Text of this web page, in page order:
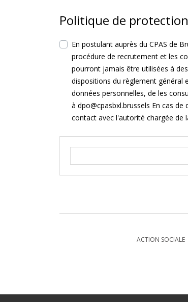
Politique de
En postulant auprès du CPAS de
procédure de recrutement et les
pourront jamais être utilisées à
dispositions du règlement général
données personnelles, de les
à dpo@cpasbxl.brussels En cas
contact avec l'autorité chargée de
ACTION SOCIALE